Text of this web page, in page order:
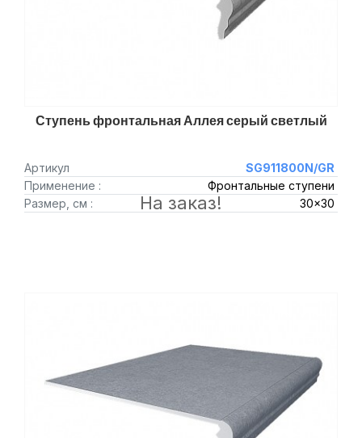
Ступень фронтальная Аллея серый светлый
Артикул
SG911800N/GR
Применение :
Фронтальные ступени
Размер, см :
30x30
На заказ!